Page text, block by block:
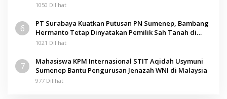
1050 Dilihat
6
PT Surabaya Kuatkan Putusan PN Sumenep, Bambang
Hermanto Tetap Dinyatakan Pemilik Sah Tanah di
Pamolokan
1021 Dilihat
7
Mahasiswa KPM Internasional STIT Aqidah Usymuni
Sumenep Bantu Pengurusan Jenazah WNI di Malaysia
977 Dilihat